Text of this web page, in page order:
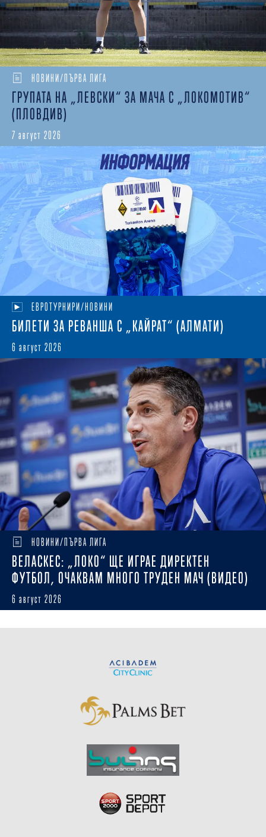
НОВИНИ/ПЪРВА ЛИГА
ГРУПАТА НА „ЛЕВСКИ“ ЗА МАЧА С „ЛОКОМОТИВ“
(ПЛОВДИВ)
7 август 2026
ЕВРОТУРНИРИ/НОВИНИ
БИЛЕТИ ЗА РЕВАНША С „КАЙРАТ“ (АЛМАТИ)
6 август 2026
НОВИНИ/ПЪРВА ЛИГА
ВЕЛАСКЕС: „ЛОКО“ ЩЕ ИГРАЕ ДИРЕКТЕН
ФУТБОЛ, ОЧАКВАМ МНОГО ТРУДЕН МАЧ (ВИДЕО)
6 август 2026